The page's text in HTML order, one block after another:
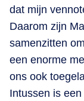
dat mijn
Daarom zijn
samenzitten
een enorme
ons ook
Intussen is